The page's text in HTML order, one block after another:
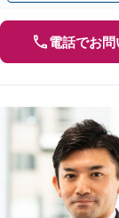
電話でお